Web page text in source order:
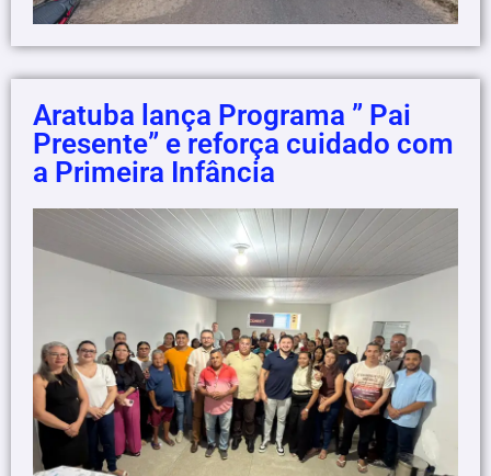
Aratuba lança Programa ” Pai
Presente” e reforça cuidado com
a Primeira Infância